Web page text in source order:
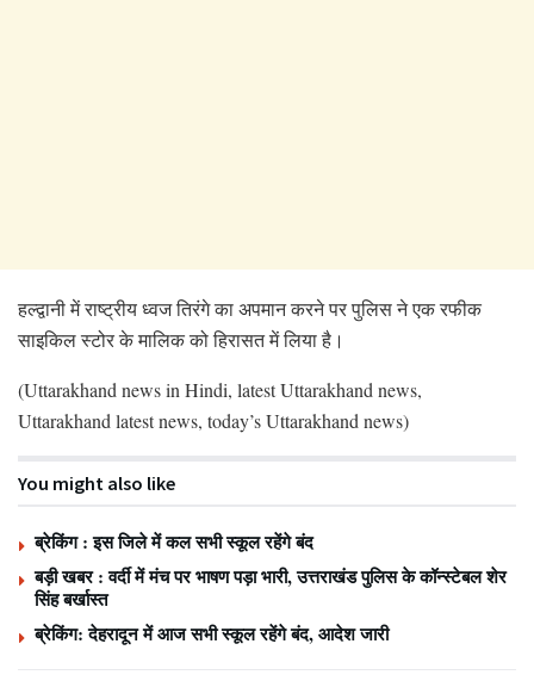
हल्द्वानी में राष्ट्रीय ध्वज तिरंगे का अपमान करने पर पुलिस ने एक रफीक
साइकिल स्टोर के मालिक को हिरासत में लिया है।
(Uttarakhand news in Hindi, latest Uttarakhand news,
Uttarakhand latest news, today’s Uttarakhand news)
You might also like
ब्रेकिंग : इस जिले में कल सभी स्कूल रहेंगे बंद
बड़ी खबर : वर्दी में मंच पर भाषण पड़ा भारी, उत्तराखंड पुलिस के कॉन्स्टेबल शेर
सिंह बर्खास्त
ब्रेकिंग: देहरादून में आज सभी स्कूल रहेंगे बंद, आदेश जारी